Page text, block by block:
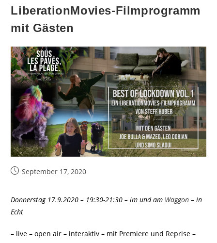
LiberationMovies-Filmprogramm
mit Gästen
BeitragSeptember 17, 2020
Donnerstag 17.9.2020 – 19:30-21:30 – im und am Waggon – in
Echt
– live – open air – interaktiv – mit Premiere und Reprise –